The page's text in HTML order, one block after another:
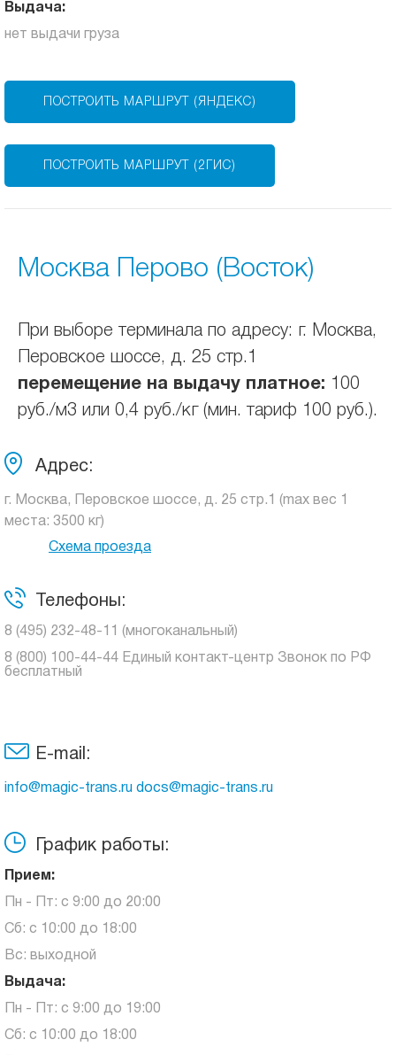
Выдача:
нет выдачи груза
ПОСТРОИТЬ МАРШРУТ (ЯНДЕКС)
ПОСТРОИТЬ МАРШРУТ (2ГИС)
Москва Перово (Восток)
При выборе терминала по адресу: г. Москва,
Перовское шоссе, д. 25 стр.1
перемещение на выдачу платное: 100
руб./м3 или 0,4 руб./кг (мин. тариф 100 руб.).
Адрес:
г. Москва, Перовское шоссе, д. 25 стр.1 (max вес 1
места: 3500 кг)
Схема проезда
Телефоны:
8 (495) 232-48-11 (многоканальный)
8 (800) 100-44-44 Единый контакт-центр Звонок по РФ
бесплатный
E-mail:
info@magic-trans.ru docs@magic-trans.ru
График работы:
Прием:
Пн - Пт: с 9:00 до 20:00
Сб: с 10:00 до 18:00
Вс: выходной
Выдача:
Пн - Пт: с 9:00 до 19:00
Сб: с 10:00 до 18:00